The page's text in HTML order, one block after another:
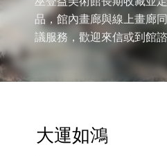
品，館內畫廊與線上畫廊
議服務，歡迎來信或到館
大運如鴻